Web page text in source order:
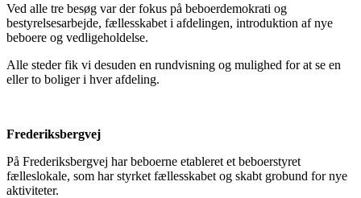
Ved alle tre besøg var der fokus på beboerdemokrati og
bestyrelsesarbejde, fællesskabet i afdelingen, introduktion af nye
beboere og vedligeholdelse.
Alle steder fik vi desuden en rundvisning og mulighed for at se en
eller to boliger i hver afdeling.
Frederiksbergvej
På Frederiksbergvej har beboerne etableret et beboerstyret
fælleslokale, som har styrket fællesskabet og skabt grobund for nye
aktiviteter.